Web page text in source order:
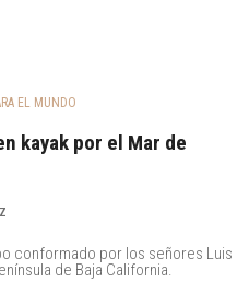
EL MUNDO
kayak por el Mar de
conformado por los señores Luis
de Baja California.